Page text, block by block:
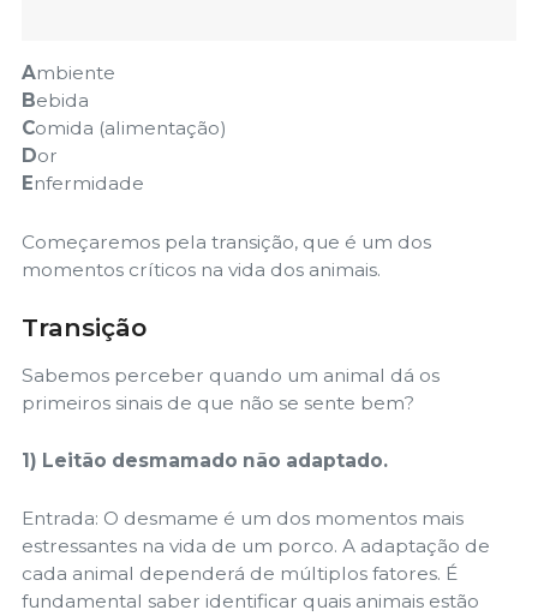
Ambiente
Bebida
Comida (alimentação)
Dor
Enfermidade
Começaremos pela transição, que é um dos
momentos críticos na vida dos animais.
Transição
Sabemos perceber quando um animal dá os
primeiros sinais de que não se sente bem?
1) Leitão desmamado não adaptado.
Entrada: O desmame é um dos momentos mais
estressantes na vida de um porco. A adaptação de
cada animal dependerá de múltiplos fatores. É
fundamental saber identificar quais animais estão